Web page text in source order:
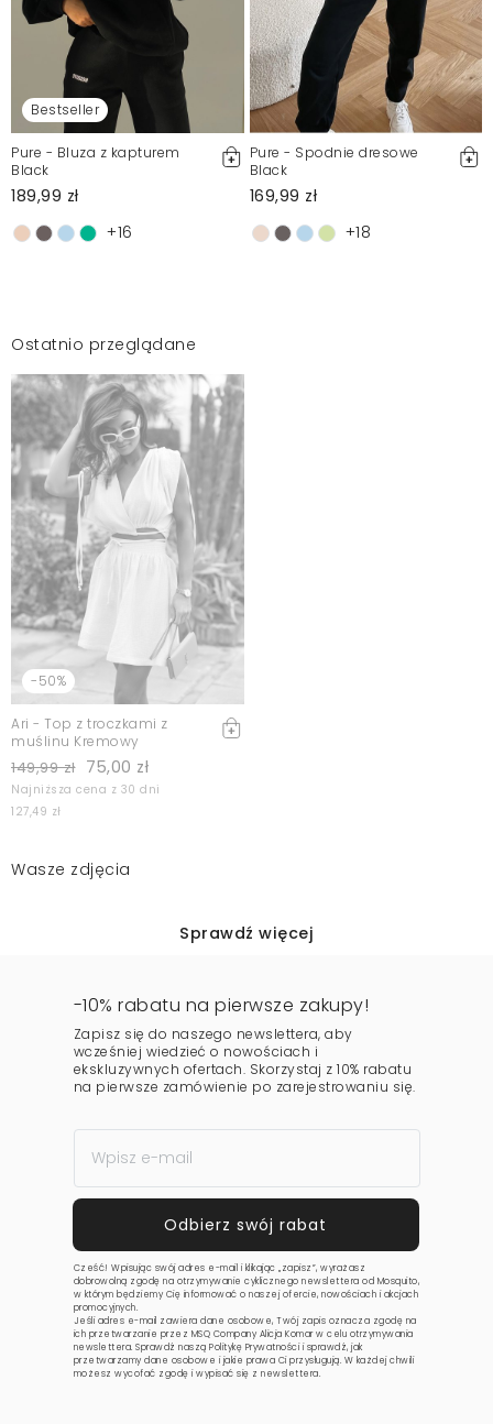
Bestseller
Pure - Bluza z kapturem
Black
189,99 zł
+16
Pure - Spodnie dresowe
Black
169,99 zł
+18
Ostatnio przeglądane
-50%
Ari - Top z troczkami z
muślinu Kremowy
149,99 zł 75,00 zł
Najniższa cena z 30 dni
127,49 zł
Wasze zdjęcia
Sprawdź więcej
-10% rabatu na pierwsze zakupy!
Zapisz się do naszego newslettera, aby
wcześniej wiedzieć o nowościach i
ekskluzywnych ofertach. Skorzystaj z 10% rabatu
na pierwsze zamówienie po zarejestrowaniu się.
Cześć! Wpisując swój adres e-mail i klikając „zapisz”, wyrażasz
dobrowolną zgodę na otrzymywanie cyklicznego newslettera od Mosquito,
w którym będziemy Cię informować o naszej ofercie, nowościach i akcjach
promocyjnych.
Jeśli adres e-mail zawiera dane osobowe, Twój zapis oznacza zgodę na
ich przetwarzanie przez MSQ Company Alicja Komar w celu otrzymywania
newslettera. Sprawdź naszą Politykę Prywatności i sprawdź, jak
przetwarzamy dane osobowe i jakie prawa Ci przysługują. W każdej chwili
możesz wycofać zgodę i wypisać się z newslettera.